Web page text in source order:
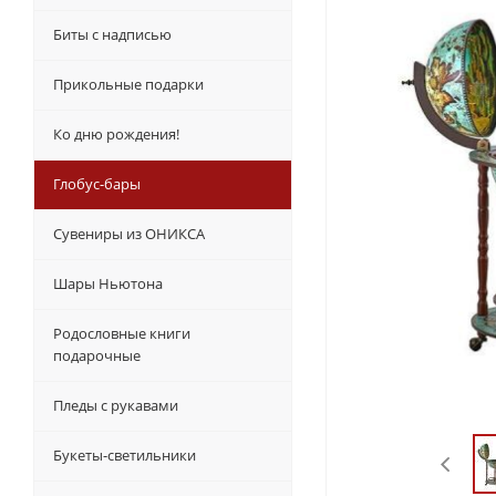
Биты с надписью
Прикольные подарки
Ко дню рождения!
Глобус-бары
Сувениры из ОНИКСА
Шары Ньютона
Родословные книги
подарочные
Пледы с рукавами
Букеты-светильники